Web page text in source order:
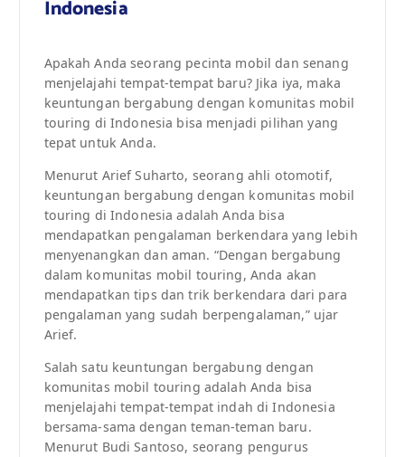
Indonesia
Apakah Anda seorang pecinta mobil dan senang
menjelajahi tempat-tempat baru? Jika iya, maka
keuntungan bergabung dengan komunitas mobil
touring di Indonesia bisa menjadi pilihan yang
tepat untuk Anda.
Menurut Arief Suharto, seorang ahli otomotif,
keuntungan bergabung dengan komunitas mobil
touring di Indonesia adalah Anda bisa
mendapatkan pengalaman berkendara yang lebih
menyenangkan dan aman. “Dengan bergabung
dalam komunitas mobil touring, Anda akan
mendapatkan tips dan trik berkendara dari para
pengalaman yang sudah berpengalaman,” ujar
Arief.
Salah satu keuntungan bergabung dengan
komunitas mobil touring adalah Anda bisa
menjelajahi tempat-tempat indah di Indonesia
bersama-sama dengan teman-teman baru.
Menurut Budi Santoso, seorang pengurus